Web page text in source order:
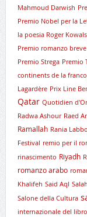
Mahmoud Darwish
Premio Nobel per la
la poesia Roger
Premio romanzo
Premio Strega Premio
continents de la
Lagardère Prix Line
Qatar Quotidien
Radwa Ashour Raed
Ramallah Rania
Festival remio per il
rinascimento Riyadh
romanzo arabo
Khalifeh Said Aql
Salone della Cultura
internazionale del libro